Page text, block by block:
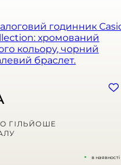
ГІЛЬЙОШЕ
в наявності